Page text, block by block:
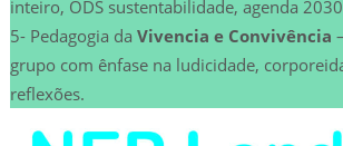
inteiro, ODS sustentabilidade, agenda
5- Pedagogia da Vivencia e Convivência
grupo com ênfase na ludicidade,
reflexões.